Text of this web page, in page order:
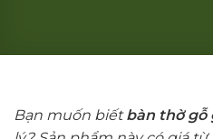
Bạn muốn biếtbàn thờ gỗ